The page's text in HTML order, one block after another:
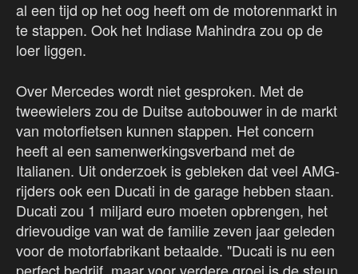
al een tijd op het oog heeft om de motorenmarkt in
te stappen. Ook het Indiase Mahindra zou op de
loer liggen.
Over Mercedes wordt niet gesproken. Met de
tweewielers zou de Duitse autobouwer in de markt
van motorfietsen kunnen stappen. Het concern
heeft al een samenwerkingsverband met de
Italianen. Uit onderzoek is gebleken dat veel AMG-
rijders ook een Ducati in de garage hebben staan.
Ducati zou 1 miljard euro moeten opbrengen, het
drievoudige van wat de familie zeven jaar geleden
voor de motorfabrikant betaalde. "Ducati is nu een